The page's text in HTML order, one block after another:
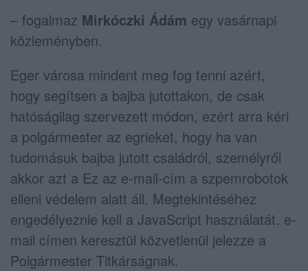
– fogalmaz Mirkóczki Ádám egy vasárnapi
közleményben.
Eger városa mindent meg fog tenni azért,
hogy segítsen a bajba jutottakon, de csak
hatóságilag szervezett módon, ezért arra kéri
a polgármester az egrieket, hogy ha van
tudomásuk bajba jutott családról, személyről
akkor azt a Ez az e-mail-cím a szpemrobotok
elleni védelem alatt áll. Megtekintéséhez
engedélyeznie kell a JavaScript használatát. e-
mail címen keresztül közvetlenül jelezze a
Polgármester Titkárságnak.